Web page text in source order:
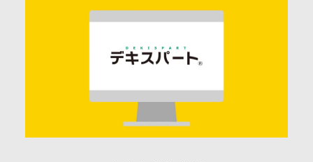
お問合せ・申込
資料請求
サイト内検索